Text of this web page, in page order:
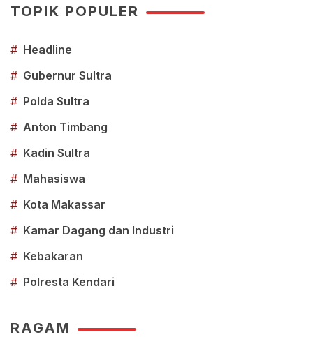
TOPIK POPULER
# Headline
# Gubernur Sultra
# Polda Sultra
# Anton Timbang
# Kadin Sultra
# Mahasiswa
# Kota Makassar
# Kamar Dagang dan Industri
# Kebakaran
# Polresta Kendari
RAGAM